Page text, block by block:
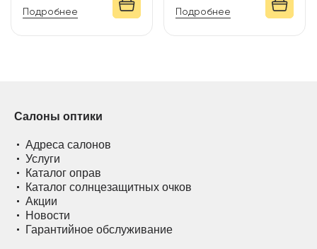
Подробнее Подробнее
Салоны оптики
Адреса салонов
Услуги
Каталог оправ
Каталог солнцезащитных очков
Акции
Новости
Гарантийное обслуживание